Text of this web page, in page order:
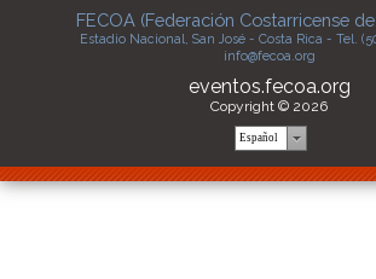
FECOA (Federación Costarricense
Estadio Nacional, San José - Costa Rica - Tel.
info@fecoa.org
eventos.fecoa.org
Copyright © 2026